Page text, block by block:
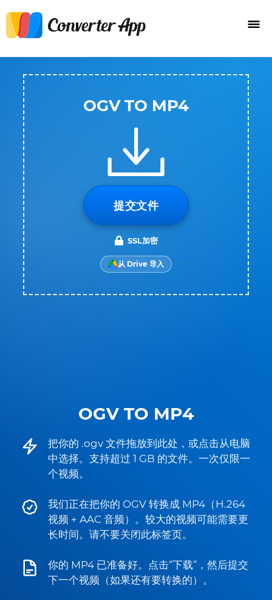
OGV TO MP4
把你的 .ogv 文件拖放到此处，或点击从电脑
中选择。支持超过 1 GB 的文件。一次仅限一
个视频。
我们正在把你的 OGV 转换成 MP4（H.264
视频 + AAC 音频）。较大的视频可能需要更
长时间。请不要关闭此标签页。
你的 MP4 已准备好。点击“下载”，然后提交
下一个视频（如果还有要转换的）。
OGV TO MP4
提交文件
SSL加密
从 Drive 导入